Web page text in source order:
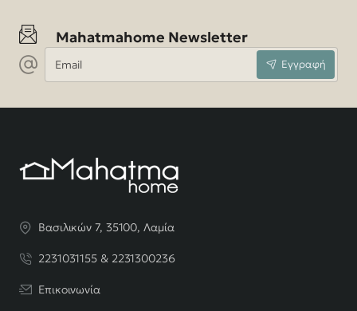
Mahatmahome Newsletter
Email
Εγγραφή
Βασιλικών 7, 35100, Λαμία
2231031155 & 2231300236
Επικοινωνία